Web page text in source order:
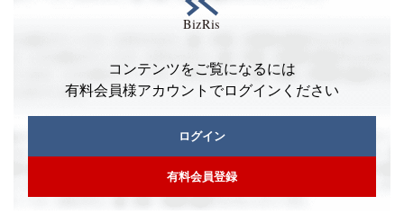
コンテンツをご覧になるには
有料会員様アカウントでログインください
ログイン
有料会員登録